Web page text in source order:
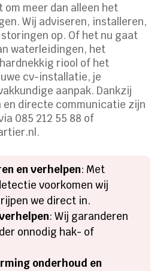
meer dan alleen het
Wij adviseren, installeren,
op.​ Of het nu gaat
waterleidingen, het
riool of het
cv-installatie, je
aanpak.​ Dankzij
en directe communicatie zijn
085 212 55 88 of
en verhelpen: Met
voorkomen wij
we direct in.​
: Wij garanderen
onnodig hak- of
onderhoud en